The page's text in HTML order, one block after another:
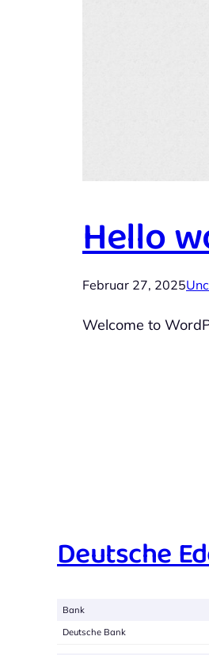
Hello
Februar 27, 2025
Welcome to
Deutsche
Bank
Deutsche Bank